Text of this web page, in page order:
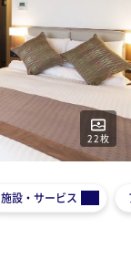
22枚
施設・サービス